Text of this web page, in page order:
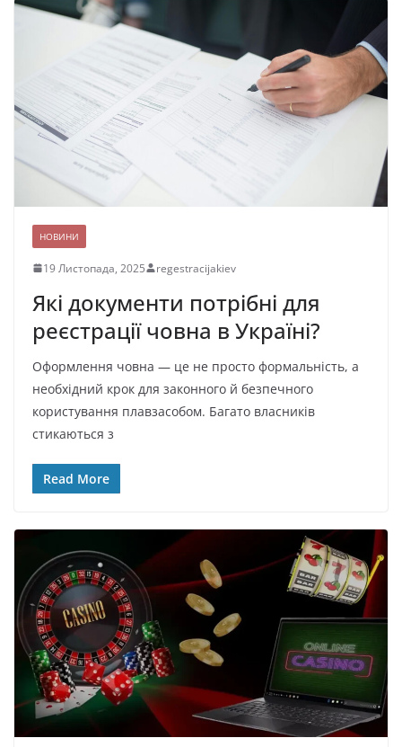
НОВИНИ
19 Листопада, 2025 regestracijakiev
Які документи потрібні для
реєстрації човна в Україні?
Оформлення човна — це не просто формальність, а
необхідний крок для законного й безпечного
користування плавзасобом. Багато власників
стикаються з
Read More